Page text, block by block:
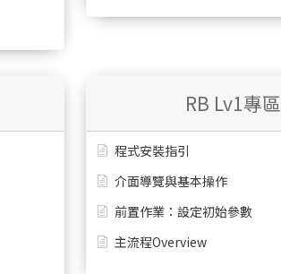
RB Lv1專區
程式安裝指引
介面導覽與基本操作
前置作業：設定初始參數
主流程Overview